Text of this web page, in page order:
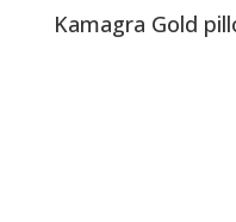
Kamagra Gold